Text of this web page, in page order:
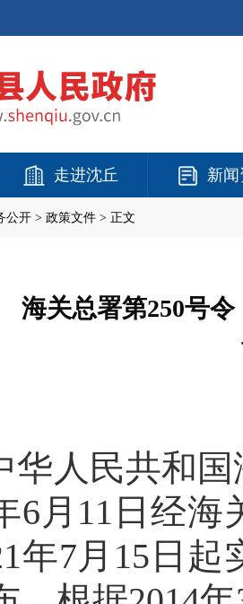
走进沈丘 新
公开 > 政策文件 > 正文
海关总署第250号
华人民共和
6月11日经
年7月15日